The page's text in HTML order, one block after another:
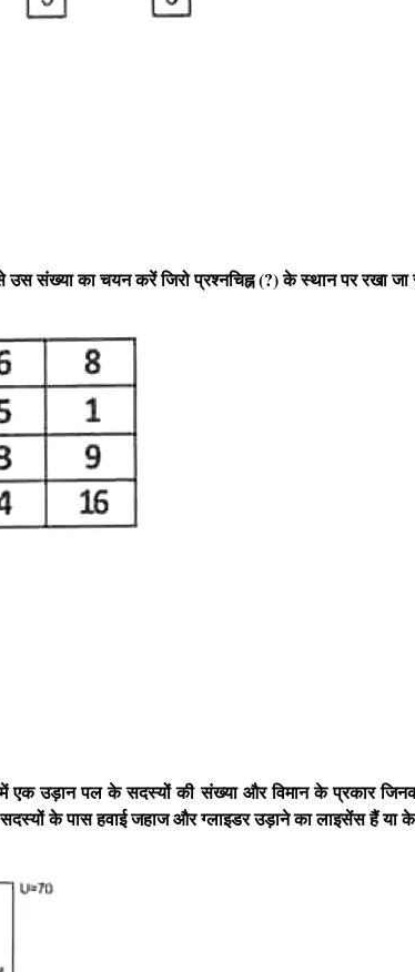
उस संख्या का चयन करें जिरो प्रश्नचिह्न (?) के स्थान पर रखा
एक उड़ान पल के सदस्यों की संख्या और विमान के प्रकार
के पास हवाई जहाज और ग्लाइडर उड़ाने का लाइसेंस हैं या